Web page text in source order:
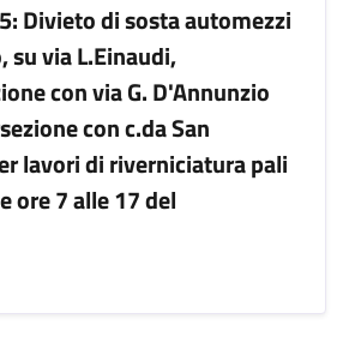
Divieto di sosta automezzi
su via L.Einaudi,
con via G. D'Annunzio
con c.da San
lavori di riverniciatura pali
ore 7 alle 17 del